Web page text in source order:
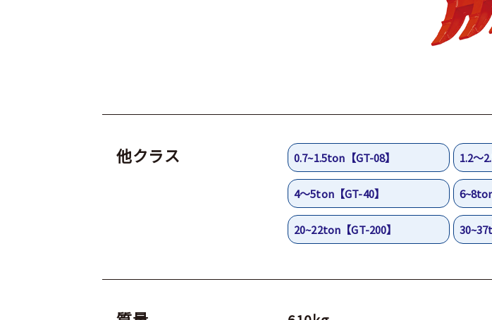
他クラス 0.7~1.5ton 【GT-08】 1.2～
4～5ton【GT-40】
20~22ton 【GT-200】